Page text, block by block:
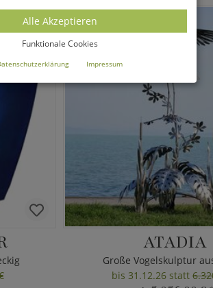
SALE
ATADIA
Große Vogelskulptur
bis 31.12.26 statt
Alle Akzeptieren
Funktionale Cookies
Impressum